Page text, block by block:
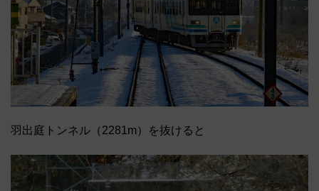
羽出庭トンネル（2281m）を抜けると